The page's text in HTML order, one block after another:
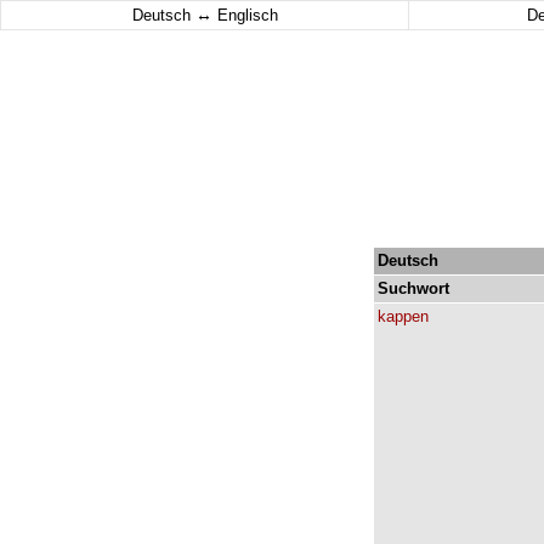
Deutsch ↔ Englisch
Deutsch
Suchwort
kappen